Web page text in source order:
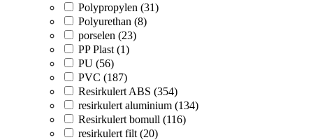
Polypropylen (31)
Polyurethan (8)
porselen (23)
PP Plast (1)
PU (56)
PVC (187)
Resirkulert ABS (354)
resirkulert aluminium (134)
Resirkulert bomull (116)
resirkulert filt (20)